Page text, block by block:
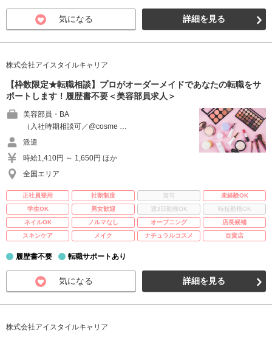
気になる 詳細を見る
株式会社アイスタイルキャリア
【枠数限定★転職相談】プロがオーダーメイドであなたの転職をサ
ポートします！履歴書不要＜美容部員求人＞
美容部員・BA
（入社時期相談可／@cosme …
派遣
時給1,410円 ～ 1,650円 ほか
全国エリア
正社員登用 社割制度 賞与
未経験OK
学生OK
男女歓迎 週3日勤務OK
時短勤務OK
ネイルOK
ノルマなし オープニング
店長候補
スキンケア
メイク ナチュラルコスメ 百貨店
履歴書不要 転職サポートあり
気になる 詳細を見る
株式会社アイスタイルキャリア